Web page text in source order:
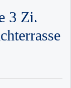
3 Zi.